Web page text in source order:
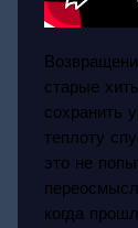
старые
сохранить
теплоту
это не
когда